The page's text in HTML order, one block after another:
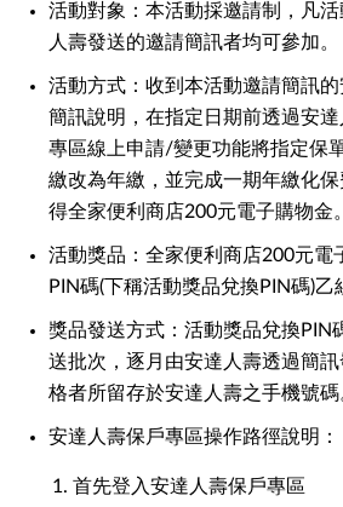
活動對象：本活動採邀請制，凡
人壽發送的邀請簡訊者均可參加。
活動方式：收到本活動邀請簡訊
簡訊說明，在指定日期前透過安
專區線上申請/變更功能將指定保
繳改為年繳，並完成一期年繳化
得全家便利商店200元電子購物金。
活動獎品：全家便利商店200元電
PIN碼(下稱活動獎品兌換PIN碼)乙
獎品發送方式：活動獎品兌換PIN
送批次，逐月由安達人壽透過簡
格者所留存於安達人壽之手機號碼
安達人壽保戶專區操作路徑說明：
首先登入安達人壽保戶專區